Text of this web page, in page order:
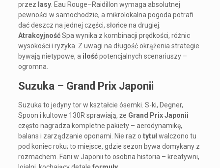
przez lasy. Eau Rouge–Raidillon wymaga absolutnej
pewności w samochodzie, a mikrolokalna pogoda potrafi
dać deszcz na jednej części, słońce na drugiej.
AtrakcyjnośćSpa wynika z kombinacji prędkości, różnic
wysokości i ryzyka. Z uwagi na długość okrążenia strategie
bywają nietypowe, a ilośćpotencjalnych scenariuszy –
ogromna.
Suzuka – Grand Prix Japonii
Suzuka to jedyny tor w kształcie ósemki. S-ki, Degner,
Spoon i kultowe 130R sprawiają, że Grand Prix Japonii
często nagradza kompletne pakiety – aerodynamikę,
balans i zarządzanie oponami. Nie raz o tytułwalczono tu
pod koniec roku; to miejsce, gdzie sezon bywa domykany z
rozmachem. Fani w Japonii to osobna historia – kreatywni,